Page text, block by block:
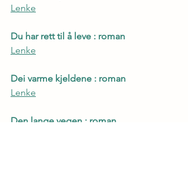
Lenke
Du har rett til å leve : roman
Lenke
Dei varme kjeldene : roman
Lenke
Den lange vegen : roman